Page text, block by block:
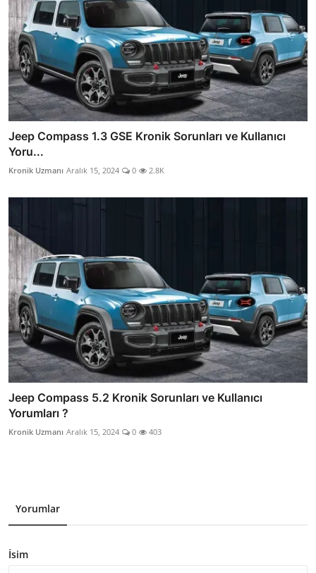
Jeep Compass 1.3 GSE Kronik Sorunları ve Kullanıcı
Yoru...
Kronik Uzmanı Aralık 15, 2024 0 2.8K
Jeep Compass 5.2 Kronik Sorunları ve Kullanıcı
Yorumları ?
Kronik Uzmanı Aralık 15, 2024 0 403
Yorumlar
İsim